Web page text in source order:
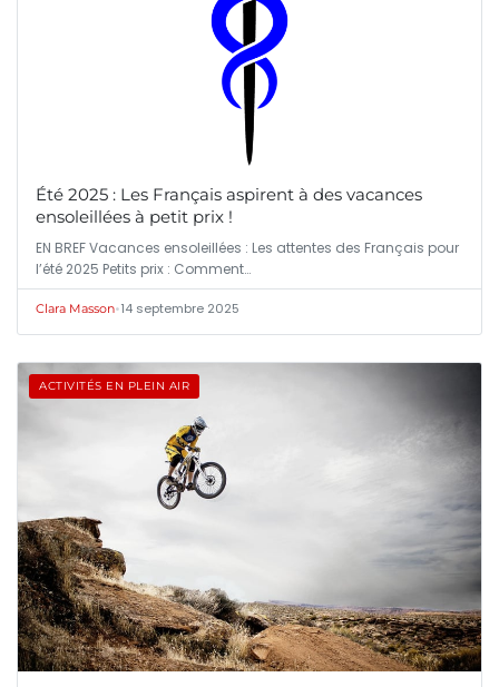
Été 2025 : Les Français aspirent à des vacances
ensoleillées à petit prix !
EN BREF Vacances ensoleillées : Les attentes des Français pour
l’été 2025 Petits prix : Comment…
Clara Masson•14 septembre 2025
ACTIVITÉS EN PLEIN AIR